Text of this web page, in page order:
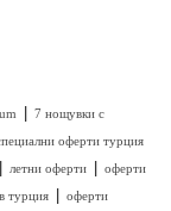
| 7 нощувки с
оферти турция
| летни оферти | оферти
турция | оферти